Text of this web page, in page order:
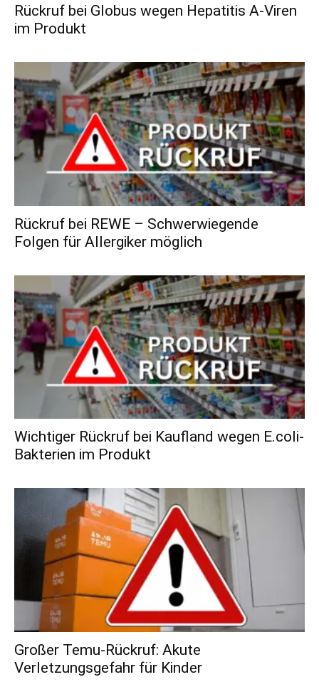
Rückruf bei Globus wegen Hepatitis A-Viren
im Produkt
Rückruf bei REWE – Schwerwiegende
Folgen für Allergiker möglich
Wichtiger Rückruf bei Kaufland wegen E.coli-
Bakterien im Produkt
Großer Temu-Rückruf: Akute
Verletzungsgefahr für Kinder